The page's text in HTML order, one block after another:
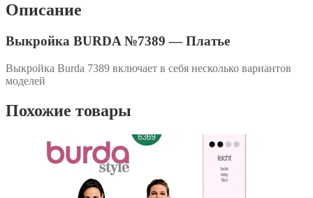
Описание
Выкройка BURDA №7389 — Платье
Выкройка Burda 7389 включает в себя несколько вариантов
моделей
Похожие товары